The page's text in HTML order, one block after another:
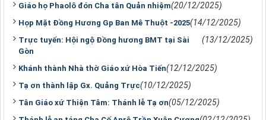
Giáo họ Phaolô đón Cha tân Quản nhiệm(20/12/2025)
Họp Mặt Đồng Hương Gp Ban Mê Thuột -2025(14/12/2025)
Trực tuyến: Hội ngộ Đồng hương BMT tại Sài
Gòn
(13/12/2025)
Khánh thành Nhà thờ Giáo xứ Hòa Tiến(12/12/2025)
Tạ ơn thành lập Gx. Quảng Trực(10/12/2025)
Tân Giáo xứ Thiện Tâm: Thánh lễ Tạ ơn(05/12/2025)